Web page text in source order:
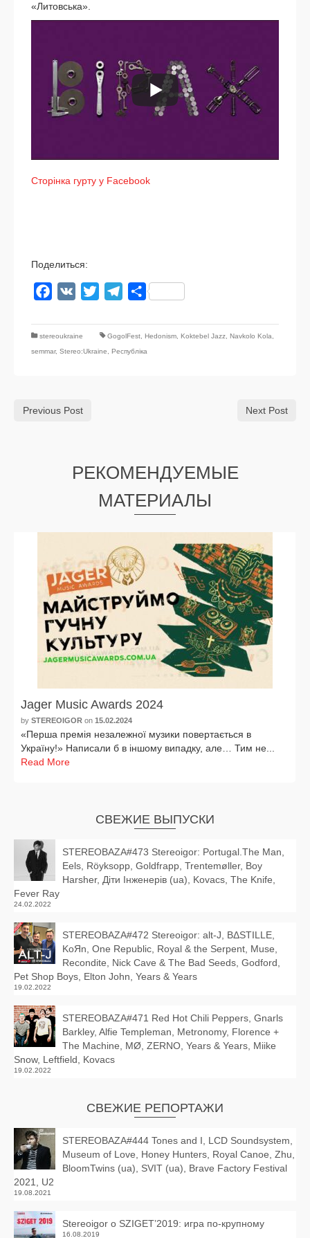
«Литовська».
Сторінка гур­ту у Facebook
Поделиться:
Facebook
VK Twitter TelegramОтправить
stereoukraine GogolFest Hedonism Koktebel Jazz Navkolo Kola
semmar, Stereo:Ukraine Республіка
Previous Post Next Post
РЕКОМЕНДУЕМЫЕ
МАТЕРИАЛЫ
Jager Music Awards 2024
by STEREOIGOR on 15.02.2024
«Перша пре­мія неза­леж­ної музи­ки повер­таєть­ся в
Україну!» Написали б в іншо­му випад­ку, але… Тим не...
Read More
СВЕЖИЕ ВЫПУСКИ
STEREOBAZA#473 Stereoigor: Portugal.The Man,
Eels, Röyksopp, Goldfrapp, Trentemøller, Boy
Harsher, Діти Інженерів (ua), Kovacs, The Knife,
Fever Ray
24.02.2022
STEREOBAZA#472 Stereoigor: alt‑J, BΔSTILLE,
KoЯn, One Republic, Royal & the Serpent, Muse,
Recondite, Nick Cave & The Bad Seeds, Godford,
Pet Shop Boys, Elton John, Years & Years
19.02.2022
STEREOBAZA#471 Red Hot Chili Peppers, Gnarls
Barkley, Alfie Templeman, Metronomy, Florence +
The Machine, MØ, ZERNO, Years & Years, Miike
Snow, Leftfield, Kovacs
19.02.2022
СВЕЖИЕ РЕПОРТАЖИ
STEREOBAZA#444 Tones and I, LCD Soundsystem,
Museum of Love, Honey Hunters, Royal Canoe, Zhu,
BloomTwins (ua), SVIT (ua), Brave Factory Festival
2021, U2
19.08.2021
Stereoigor о SZIGET’2019: игра по-крупному
16.08.2019